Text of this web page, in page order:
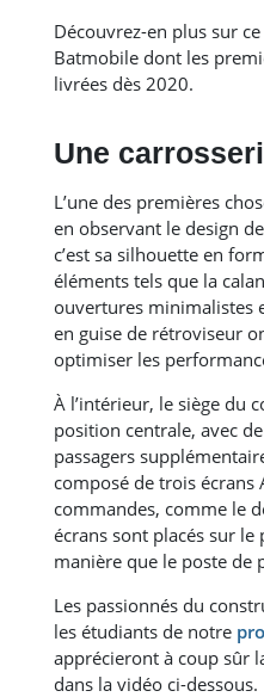
Découvrez-en plus sur
Batmobile dont les
livrées dès 2020.
Une
L’une des premières
en observant le design
c’est sa silhouette en
éléments tels que la
ouvertures minimalistes
en guise de rétroviseur
optimiser les
À l’intérieur, le siège du
position centrale, avec
passagers
composé de trois écrans
commandes, comme le
écrans sont placés sur
manière que le poste de
Les passionnés du
les étudiants de notre
apprécieront à coup sûr
dans la vidéo ci-dessous.